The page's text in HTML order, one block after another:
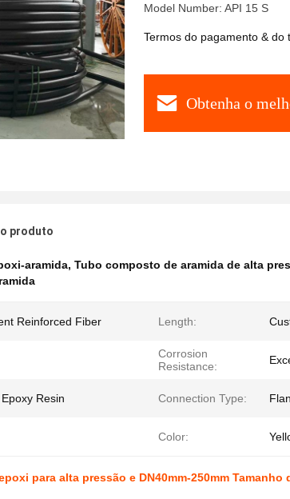
Model Number: API 15 S
Termos do pagamento & do
Obtenha o
produto
aramida, Tubo composto de aramida de alta
Reinforced Fiber Length:
Corrosion
Resistance:
Resin Connection Type:
Color:
para alta pressão e DN40mm-250mm Tamanho